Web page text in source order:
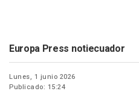
Europa Press notiecuador
Lunes, 1 junio 2026
Publicado: 15:24